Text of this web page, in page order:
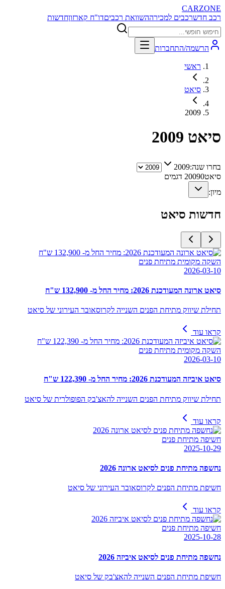
CARZONE
רכב חדשרכבים למכירההשוואת רכביםדו"ח קארזוןחדשות
הרשמה/התחברות
ראשי
סיאט
2009
סיאט 2009
בחרו שנה:2009
סיאט 20090
דגמים
מיון:
חדשות סיאט
השקה מקומית מתיחת פנים
2026-03-10
סיאט ארונה המעודכנת 2026: מחיר החל מ- 132,900 ש"ח
תחילת שיווק מתיחת הפנים השנייה לקרוסאובר העירוני של סיאט
קראו עוד
השקה מקומית מתיחת פנים
2026-03-10
סיאט איביזה המעודכנת 2026: מחיר החל מ- 122,390 ש"ח
תחילת שיווק מתיחת הפנים השנייה להאצ'בק הפופולרית של סיאט
קראו עוד
חשיפה מתיחת פנים
2025-10-29
נחשפה מתיחת פנים לסיאט ארונה 2026
חשיפת מתיחת הפנים לקרוסאובר העירוני של סיאט
קראו עוד
חשיפה מתיחת פנים
2025-10-28
נחשפה מתיחת פנים לסיאט איביזה 2026
חשיפת מתיחת הפנים השנייה להאצ'בק של סיאט